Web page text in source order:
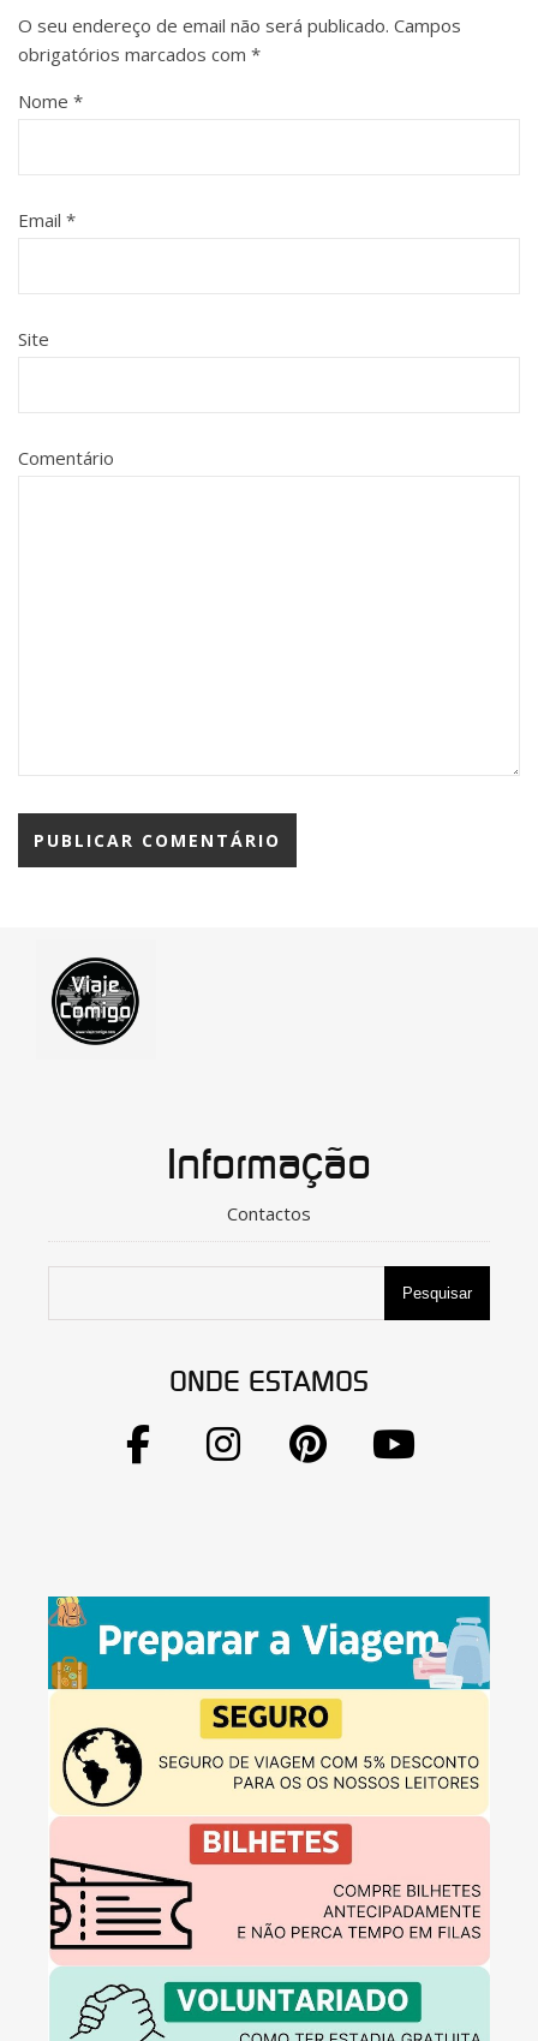
O seu endereço de email não será publicado. Campos
obrigatórios marcados com *
Nome *
Email *
Site
Comentário
Informação
Contactos
Pesquisar
ONDE ESTAMOS